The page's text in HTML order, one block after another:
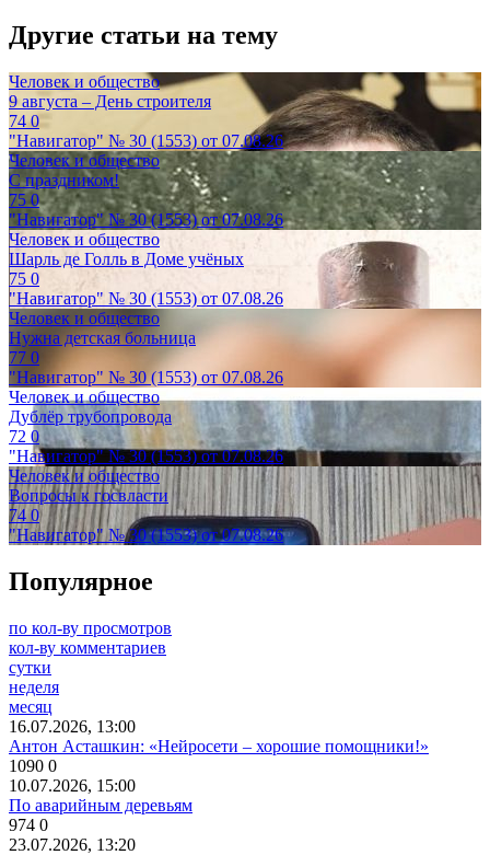
Другие статьи на тему
Человек и общество
9 августа – День строителя
740
"Навигатор" № 30 (1553) от 07.08.26
Человек и общество
С праздником!
75 0
"Навигатор" № 30 (1553) от 07.08.26
Человек и общество
Шарль де Голль в Доме учёных
75 0
"Навигатор" № 30 (1553) от 07.08.26
Человек и общество
Нужна детская больница
77 0
"Навигатор" № 30 (1553) от 07.08.26
Человек и общество
Дублёр трубопровода
72 0
"Навигатор" № 30 (1553) от 07.08.26
Человек и общество
Вопросы к госвласти
740
"Навигатор" № 30 (1553) от 07.08.26
Популярное
по кол-ву просмотров
кол-ву комментариев
сутки
неделя
месяц
16.07.2026, 13:00
Антон Асташкин: «Нейросети – хорошие помощники!»
1090 0
10.07.2026, 15:00
По аварийным деревьям
974 0
23.07.2026, 13:20